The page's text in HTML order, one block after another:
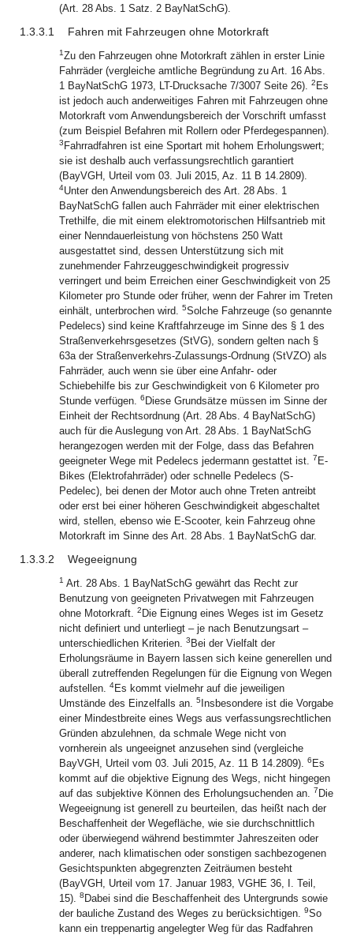
(Art. 28 Abs. 1 Satz. 2 BayNatSchG).
1.3.3.1 Fahren mit Fahrzeugen ohne Motorkraft
1Zu den Fahrzeugen ohne Motorkraft zählen in erster Linie
Fahrräder (vergleiche amtliche Begründung zu Art. 16 Abs.
1 BayNatSchG 1973, LT-Drucksache 7/3007 Seite 26). 2 Es
ist jedoch auch anderweitiges Fahren mit Fahrzeugen ohne
Motorkraft vom Anwendungsbereich der Vorschrift umfasst
(zum Beispiel Befahren mit Rollern oder Pferdegespannen).
3 Fahrradfahren ist eine Sportart mit hohem Erholungswert;
sie ist deshalb auch verfassungsrechtlich garantiert
(BayVGH, Urteil vom 03. Juli 2015, Az. 11 B 14.2809).
4Unter den Anwendungsbereich des Art. 28 Abs. 1
BayNatSchG fallen auch Fahrräder mit einer elektrischen
Trethilfe, die mit einem elektromotorischen Hilfsantrieb mit
einer Nenndauerleistung von höchstens 250 Watt
ausgestattet sind, dessen Unterstützung sich mit
zunehmender Fahrzeuggeschwindigkeit progressiv
verringert und beim Erreichen einer Geschwindigkeit von 25
Kilometer pro Stunde oder früher, wenn der Fahrer im Treten
einhält, unterbrochen wird. 5Solche Fahrzeuge (so genannte
Pedelecs) sind keine Kraftfahrzeuge im Sinne des § 1 des
Straßenverkehrsgesetzes (StVG), sondern gelten nach §
63a der Straßenverkehrs-Zulassungs-Ordnung (StVZO) als
Fahrräder, auch wenn sie über eine Anfahr- oder
Schiebehilfe bis zur Geschwindigkeit von 6 Kilometer pro
Stunde verfügen. 6 Diese Grundsätze müssen im Sinne der
Einheit der Rechtsordnung (Art. 28 Abs. 4 BayNatSchG)
auch für die Auslegung von Art. 28 Abs. 1 BayNatSchG
herangezogen werden mit der Folge, dass das Befahren
geeigneter Wege mit Pedelecs jedermann gestattet ist. 7 E-
Bikes (Elektrofahrräder) oder schnelle Pedelecs (S-
Pedelec), bei denen der Motor auch ohne Treten antreibt
oder erst bei einer höheren Geschwindigkeit abgeschaltet
wird, stellen, ebenso wie E-Scooter, kein Fahrzeug ohne
Motorkraft im Sinne des Art. 28 Abs. 1 BayNatSchG dar.
1.3.3.2 Wegeeignung
1 Art. 28 Abs. 1 BayNatSchG gewährt das Recht zur
Benutzung von geeigneten Privatwegen mit Fahrzeugen
ohne Motorkraft. 2 Die Eignung eines Weges ist im Gesetz
nicht definiert und unterliegt – je nach Benutzungsart –
unterschiedlichen Kriterien. 3 Bei der Vielfalt der
Erholungsräume in Bayern lassen sich keine generellen und
überall zutreffenden Regelungen für die Eignung von Wegen
aufstellen. 4Es kommt vielmehr auf die jeweiligen
Umstände des Einzelfalls an. 5 Insbesondere ist die Vorgabe
einer Mindestbreite eines Wegs aus verfassungsrechtlichen
Gründen abzulehnen, da schmale Wege nicht von
vornherein als ungeeignet anzusehen sind (vergleiche
BayVGH, Urteil vom 03. Juli 2015, Az. 11 B 14.2809). 6 Es
kommt auf die objektive Eignung des Wegs, nicht hingegen
auf das subjektive Können des Erholungsuchenden an. 7 Die
Wegeeignung ist generell zu beurteilen, das heißt nach der
Beschaffenheit der Wegefläche, wie sie durchschnittlich
oder überwiegend während bestimmter Jahreszeiten oder
anderer, nach klimatischen oder sonstigen sachbezogenen
Gesichtspunkten abgegrenzten Zeiträumen besteht
(BayVGH, Urteil vom 17. Januar 1983, VGHE 36, I. Teil,
15). 8 Dabei sind die Beschaffenheit des Untergrunds sowie
der bauliche Zustand des Weges zu berücksichtigen. 9So
kann ein treppenartig angelegter Weg für das Radfahren